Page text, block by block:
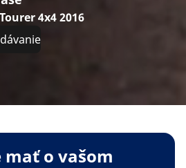
4x4 2016
mať o vašom